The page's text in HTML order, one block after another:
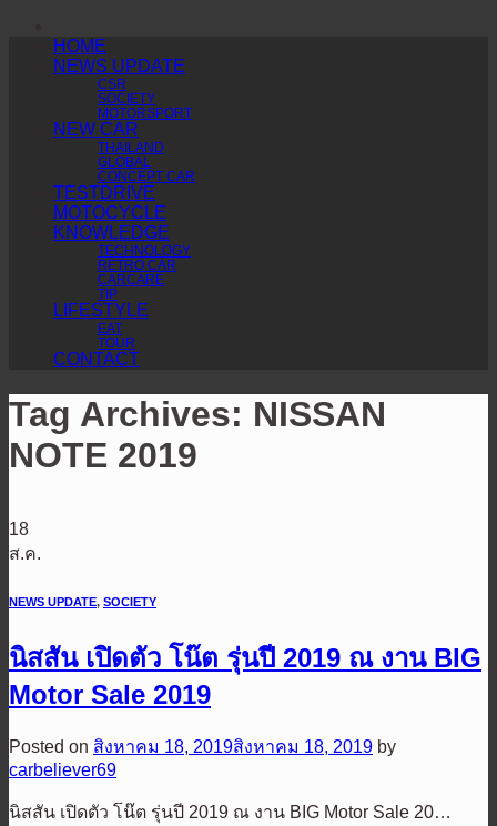
HOME
NEWS UPDATE
CSR
SOCIETY
MOTORSPORT
NEW CAR
THAILAND
GLOBAL
CONCEPT CAR
TESTDRIVE
MOTOCYCLE
KNOWLEDGE
TECHNOLOGY
RETRO CAR
CARCARE
TIP
LIFESTYLE
EAT
TOUR
CONTACT
Tag Archives: NISSAN
NOTE 2019
18
ส.ค.
NEWS UPDATE, SOCIETY
นิสสัน เปิดตัว โน๊ต รุ่นปี 2019 ณ งาน BIG
Motor Sale 2019
Posted on สิงหาคม 18, 2019สิงหาคม 18, 2019 by
carbeliever69
นิสสัน เปิดตัว โน๊ต รุ่นปี 2019 ณ งาน BIG Motor Sale 20…